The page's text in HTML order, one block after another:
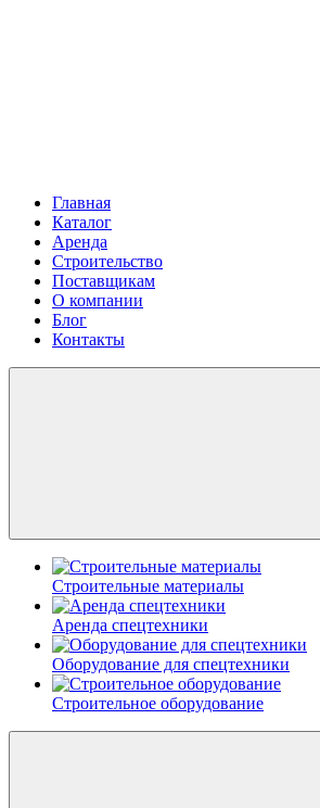
Главная
Каталог
Аренда
Строительство
Поставщикам
О компании
Блог
Контакты
Строительные материалы
Аренда спецтехники
Оборудование для спецтехники
Строительное оборудование